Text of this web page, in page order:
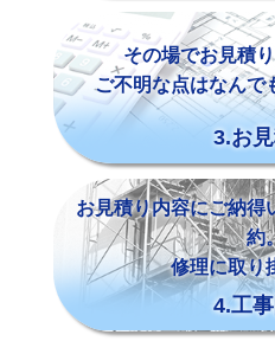
その場でお見積
ご不明な点はなんで
3.お
お見積り内容にご納得
約
修理に取り
4.工